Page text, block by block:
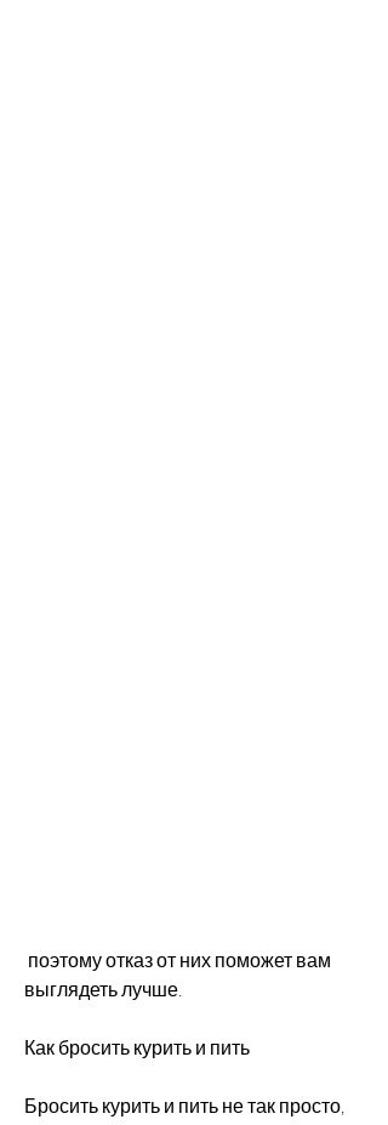
выглядеть лучше.
Как бросить курить и пить
Бросить курить и пить не так просто,